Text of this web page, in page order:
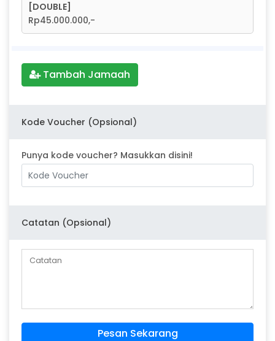
[DOUBLE]
Rp45.000.000,-
Tambah Jamaah
Kode Voucher (Opsional)
Punya kode voucher? Masukkan disini!
Catatan (Opsional)
Pesan Sekarang